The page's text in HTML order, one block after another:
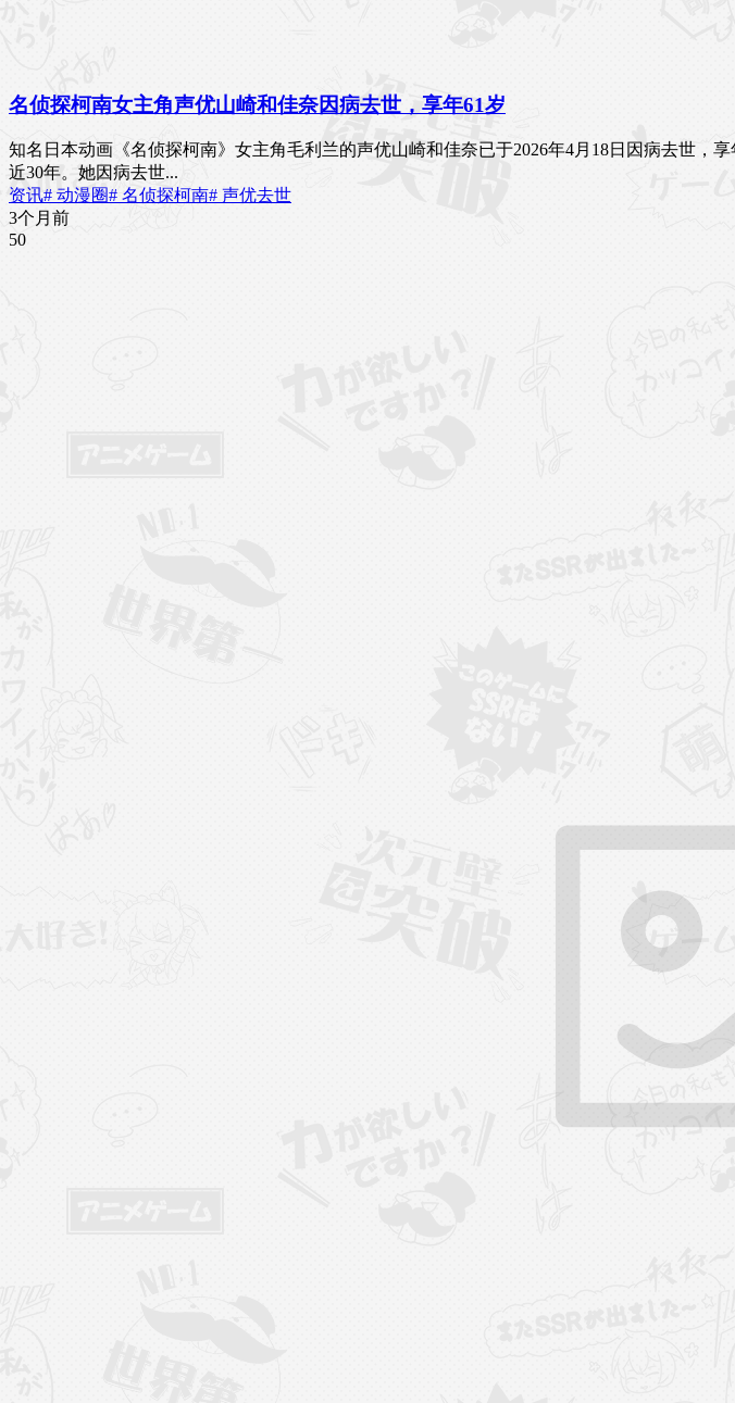
名侦探柯南女主角声优山崎和佳奈因病去世，享年61岁
知名日本动画《名侦探柯南》女主角毛利兰的声优山崎和佳奈已于2026年4月18日因病去世，
近30年。她因病去世...
资讯# 动漫圈# 名侦探柯南# 声优去世
3个月前
50